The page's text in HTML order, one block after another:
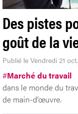
Des pistes
goût de la
Publié le Vendredi 21
#Marché du travail
dans le monde du
de main-d’œuvre.